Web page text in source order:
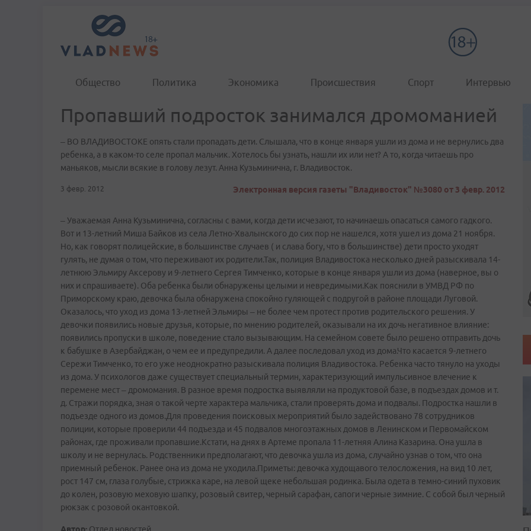
Общество Политика Экономика Происшествия Спорт Интервью
Пропавший подросток занимался дромоманией
– ВО ВЛАДИВОСТОКЕ опять стали пропадать дети. Слышала, что в конце января ушли из дома и не вернулись два
ребенка, а в каком-то селе пропал мальчик. Хотелось бы узнать, нашли их или нет? А то, когда читаешь про
маньяков, мысли всякие в голову лезут. Анна Кузьминична, г. Владивосток.
3 февр. 2012 Электронная версия газеты "Владивосток" №3080 от 3 февр. 2012
– Уважаемая Анна Кузьминична, согласны с вами, когда дети исчезают, то начинаешь опасаться самого гадкого.
Вот и 13-летний Миша Байков из села Летно-Хвалынского до сих пор не нашелся, хотя ушел из дома 21 ноября.
Но, как говорят полицейские, в большинстве случаев ( и слава богу, что в большинстве) дети просто уходят
гулять, не думая о том, что переживают их родители.Так, полиция Владивостока несколько дней разыскивала 14-
летнюю Эльмиру Аксерову и 9-летнего Сергея Тимченко, которые в конце января ушли из дома (наверное, вы о
них и спрашиваете). Оба ребенка были обнаружены целыми и невредимыми.Как пояснили в УМВД РФ по
Приморскому краю, девочка была обнаружена спокойно гуляющей с подругой в районе площади Луговой.
Оказалось, что уход из дома 13-летней Эльмиры – не более чем протест против родительского решения. У
девочки появились новые друзья, которые, по мнению родителей, оказывали на их дочь негативное влияние:
появились пропуски в школе, поведение стало вызывающим. На семейном совете было решено отправить дочь
к бабушке в Азербайджан, о чем ее и предупредили. А далее последовал уход из дома.Что касается 9-летнего
Сережи Тимченко, то его уже неоднократно разыскивала полиция Владивостока. Ребенка часто тянуло на уходы
из дома. У психологов даже существует специальный термин, характеризующий импульсивное влечение к
перемене мест – дромомания. В разное время подростка выявляли на продуктовой базе, в подъездах домов и т.
д. Стражи порядка, зная о такой черте характера мальчика, стали проверять дома и подвалы. Подростка нашли в
подъезде одного из домов.Для проведения поисковых мероприятий было задействовано 78 сотрудников
полиции, которые проверили 44 подъезда и 45 подвалов многоэтажных домов в Ленинском и Первомайском
районах, где проживали пропавшие.Кстати, на днях в Артеме пропала 11-летняя Алина Казарина. Она ушла в
школу и не вернулась. Родственники предполагают, что девочка ушла из дома, случайно узнав о том, что она
приемный ребенок. Ранее она из дома не уходила.Приметы: девочка худощавого телосложения, на вид 10 лет,
рост 147 см, глаза голубые, стрижка каре, на левой щеке небольшая родинка. Была одета в темно-синий пуховик
до колен, розовую меховую шапку, розовый свитер, черный сарафан, сапоги черные зимние. С собой был черный
рюкзак с розовой окантовкой.